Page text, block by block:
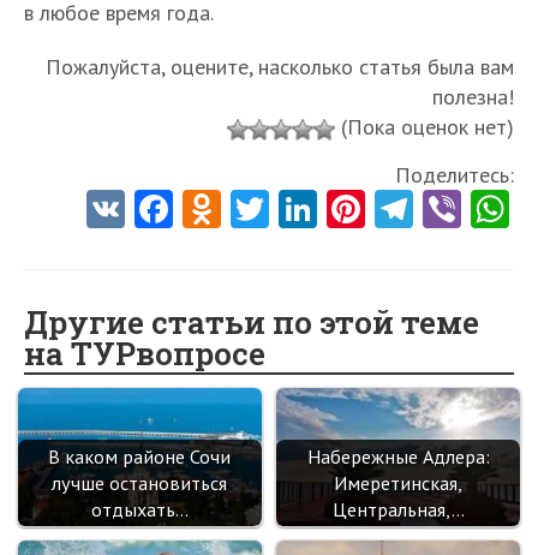
в любое время года.
Пожалуйста, оцените, насколько статья была вам
полезна!
(Пока оценок нет)
Поделитесь:
V Fa
o
o
k
O
o
kl
as
sn
ik
i
T
er
Li
dI
n
Pi
es
t
Te
a
m
Vi
Другие статьи по этой теме
на ТУРвопросе
В каком районе Сочи
лучше остановиться
отдыхать…
Набережные Адлера:
Имеретинская,
Центральная,…